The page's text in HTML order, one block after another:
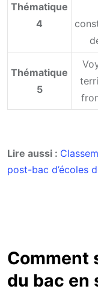
Thématique
4
Thématique
5
Lire aussi :
post-bac d’écoles
Comment
du bac en